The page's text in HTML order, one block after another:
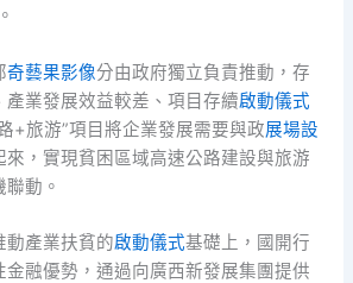
奇藝果影像分由政府獨立負責推動，存
業發展效益較差、項目存續啟動儀式
+旅游”項目將企業發展需要與政展場設
來，實現貧困區域高速公路建設與旅游
動。
動產業扶貧的啟動儀式基礎上，國開行
金融優勢，通過向廣西新發展集團提供